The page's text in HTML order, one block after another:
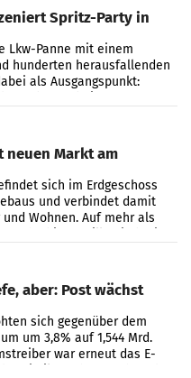
Spritz-Party in
Lkw-Panne mit einem
hunderten herausfallenden
als Ausgangspunkt:
neuen Markt am
sich im Erdgeschoss
und verbindet damit
Wohnen. Auf mehr als
aber: Post wächst
sich gegenüber dem
um 3,8% auf 1,544 Mrd.
war erneut das E-